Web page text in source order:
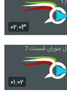
۰۲:۰۳
۰۱:۰۲